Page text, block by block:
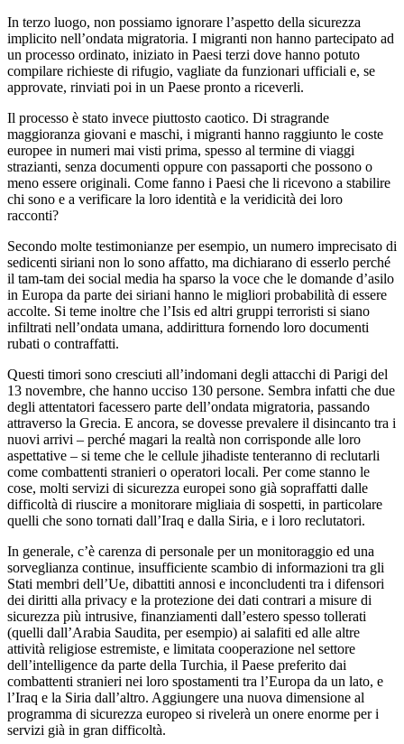
In terzo luogo, non possiamo ignorare l’aspetto della sicurezza
implicito nell’ondata migratoria. I migranti non hanno partecipato ad
un processo ordinato, iniziato in Paesi terzi dove hanno potuto
compilare richieste di rifugio, vagliate da funzionari ufficiali e, se
approvate, rinviati poi in un Paese pronto a riceverli.
Il processo è stato invece piuttosto caotico. Di stragrande
maggioranza giovani e maschi, i migranti hanno raggiunto le coste
europee in numeri mai visti prima, spesso al termine di viaggi
strazianti, senza documenti oppure con passaporti che possono o
meno essere originali. Come fanno i Paesi che li ricevono a stabilire
chi sono e a verificare la loro identità e la veridicità dei loro
racconti?
Secondo molte testimonianze per esempio, un numero imprecisato di
sedicenti siriani non lo sono affatto, ma dichiarano di esserlo perché
il tam-tam dei social media ha sparso la voce che le domande d’asilo
in Europa da parte dei siriani hanno le migliori probabilità di essere
accolte. Si teme inoltre che l’Isis ed altri gruppi terroristi si siano
infiltrati nell’ondata umana, addirittura fornendo loro documenti
rubati o contraffatti.
Questi timori sono cresciuti all’indomani degli attacchi di Parigi del
13 novembre, che hanno ucciso 130 persone. Sembra infatti che due
degli attentatori facessero parte dell’ondata migratoria, passando
attraverso la Grecia. E ancora, se dovesse prevalere il disincanto tra i
nuovi arrivi – perché magari la realtà non corrisponde alle loro
aspettative – si teme che le cellule jihadiste tenteranno di reclutarli
come combattenti stranieri o operatori locali. Per come stanno le
cose, molti servizi di sicurezza europei sono già sopraffatti dalle
difficoltà di riuscire a monitorare migliaia di sospetti, in particolare
quelli che sono tornati dall’Iraq e dalla Siria, e i loro reclutatori.
In generale, c’è carenza di personale per un monitoraggio ed una
sorveglianza continue, insufficiente scambio di informazioni tra gli
Stati membri dell’Ue, dibattiti annosi e inconcludenti tra i difensori
dei diritti alla privacy e la protezione dei dati contrari a misure di
sicurezza più intrusive, finanziamenti dall’estero spesso tollerati
(quelli dall’Arabia Saudita, per esempio) ai salafiti ed alle altre
attività religiose estremiste, e limitata cooperazione nel settore
dell’intelligence da parte della Turchia, il Paese preferito dai
combattenti stranieri nei loro spostamenti tra l’Europa da un lato, e
l’Iraq e la Siria dall’altro. Aggiungere una nuova dimensione al
programma di sicurezza europeo si rivelerà un onere enorme per i
servizi già in gran difficoltà.